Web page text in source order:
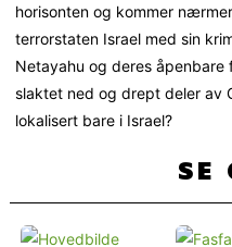
horisonten og kommer
terrorstaten Israel med sin
Netayahu og deres
slaktet ned og drept deler av
lokalisert bare i Israel?
SE